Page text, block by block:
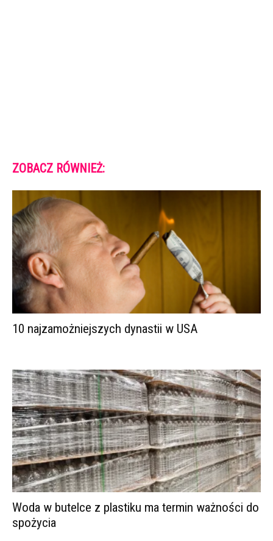
ZOBACZ RÓWNIEŻ:
10 najzamożniejszych dynastii w USA
Woda w butelce z plastiku ma termin ważności do
spożycia